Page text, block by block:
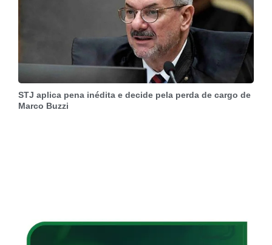
STJ aplica pena inédita e decide pela perda de cargo de
Marco Buzzi